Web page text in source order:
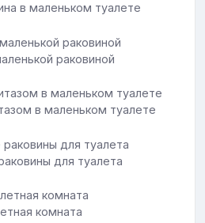
в маленьком туалете
раковиной
в маленьком туалете
для туалета
комната